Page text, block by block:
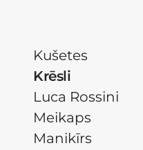
Kušetes
Krēsli
Luca Rossini
Meikaps
Manikīrs